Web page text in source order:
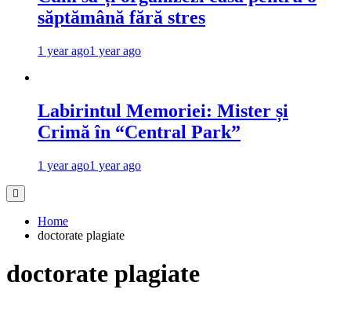
săptămână fără stres
1 year ago1 year ago
Labirintul Memoriei: Mister și
Crimă în “Central Park”
1 year ago1 year ago
Home
doctorate plagiate
doctorate plagiate